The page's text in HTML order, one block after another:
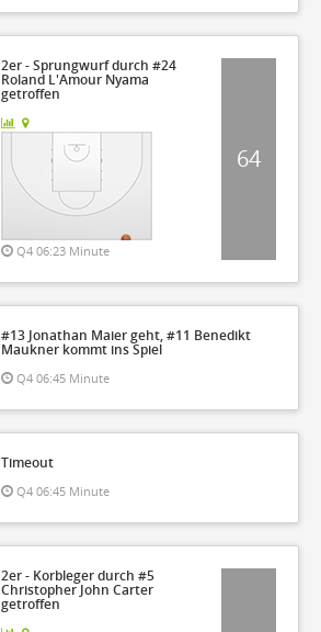
2er - Sprungwurf durch #24
Roland L'Amour Nyama
getroffen
Q4 06:23 Minute
64
#13 Jonathan Maier geht, #11 Benedikt
Maukner kommt ins Spiel
Q4 06:45 Minute
Timeout
Q4 06:45 Minute
2er - Korbleger durch #5
Christopher John Carter
getroffen